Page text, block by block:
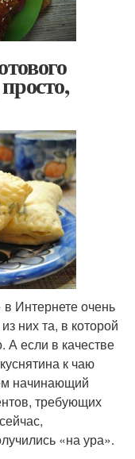
Интернете очень
них та, в которой
А если в качестве
к чаю
начинающий
требующих
«на ура».